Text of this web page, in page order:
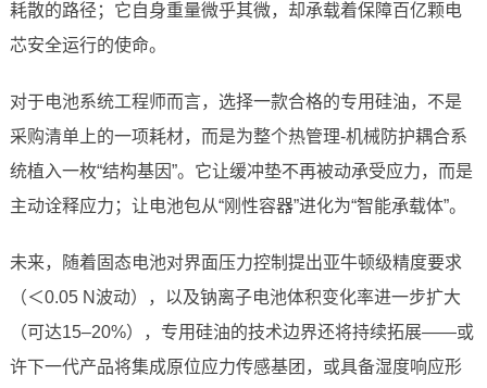
耗散的路径；它自身重量微乎其微，却承载着保障百亿颗电
芯安全运行的使命。
对于电池系统工程师而言，选择一款合格的专用硅油，不是
采购清单上的一项耗材，而是为整个热管理-机械防护耦合系
统植入一枚“结构基因”。它让缓冲垫不再被动承受应力，而是
主动诠释应力；让电池包从“刚性容器”进化为“智能承载体”。
未来，随着固态电池对界面压力控制提出亚牛顿级精度要求
（＜0.05 N波动），以及钠离子电池体积变化率进一步扩大
（可达15–20%），专用硅油的技术边界还将持续拓展——或
许下一代产品将集成原位应力传感基团，或具备湿度响应形